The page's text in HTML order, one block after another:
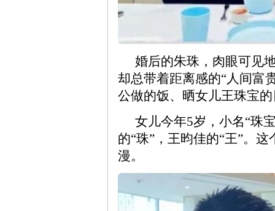
婚后的朱珠，肉眼可见
却总带着距离感的“人间富
公做的饭、晒女儿王珠宝
女儿今年5岁，小名“珠
的“珠”，王昀佳的“王”。
漫。